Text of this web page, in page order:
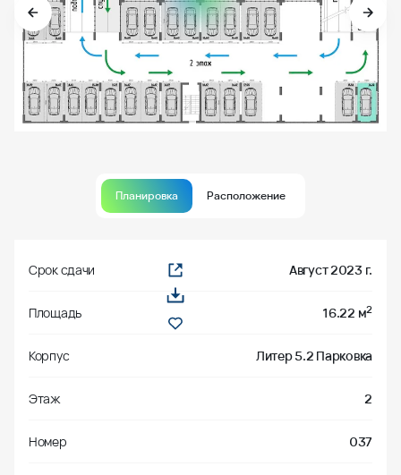
Планировка Расположение
Срок сдачи Август 2023 г.
Площадь 16.22 м2
Корпус Литер 5.2 Парковка
Этаж 2
Номер 037